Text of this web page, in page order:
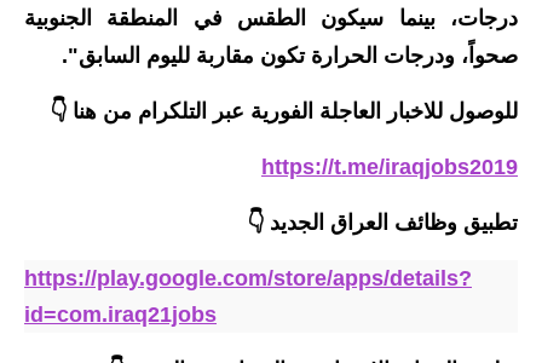
المرحلة الابتدائية
المرحلة المتوسطة
المرحلة الاعدادية
المرحلة المتوسطة
المرحلة الاعدادية
درجات، بينما سيكون الطقس في المنطقة الجنوبية
صحواً، ودرجات الحرارة تكون مقاربة لليوم السابق".
للوصول للاخبار العاجلة الفورية عبر التلكرام من هنا 👇
https://t.me/iraqjobs2019
تطبيق وظائف العراق الجديد 👇
https://play.google.com/store/apps/details?
id=com.iraq21jobs